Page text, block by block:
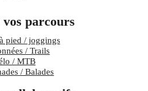
parcours
pied / joggings
/ Trails
/ MTB
/ Balades